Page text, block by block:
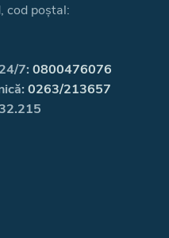
cod poștal:
7: 0800476076
0263/213657